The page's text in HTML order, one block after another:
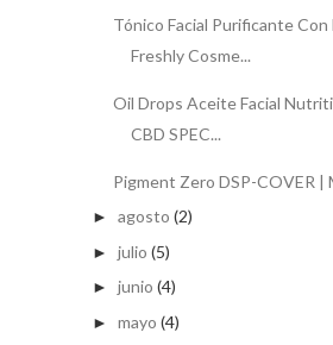
Tónico Facial Purificante Con
Freshly Cosme...
Oil Drops Aceite Facial
CBD SPEC...
Pigment Zero DSP-COVER |
► agosto (2)
► julio (5)
► junio (4)
► mayo (4)